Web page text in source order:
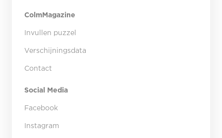
ColmMagazine
Invullen puzzel
Verschijningsdata
Contact
Social Media
Facebook
Instagram